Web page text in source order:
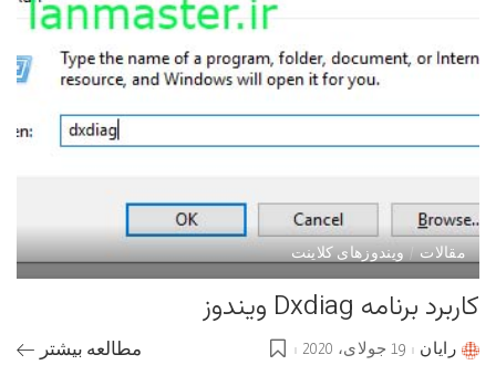
مقالات ویندوزهای کلاینت
کاربرد برنامه Dxdiag ویندوز
Postedرایان 19 جولای، 2020 مطالعه بیشتر